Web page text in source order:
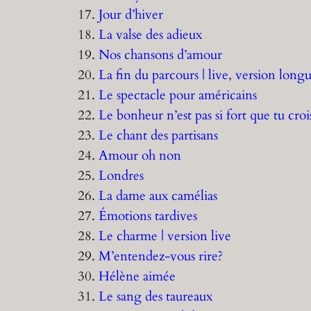
17. Jour d’hiver
18. La valse des adieux
19. Nos chansons d’amour
20. La fin du parcours | live, version
21. Le spectacle pour américains
22. Le bonheur n’est pas si fort que tu
23. Le chant des partisans
24. Amour oh non
25. Londres
26. La dame aux camélias
27. Émotions tardives
28. Le charme | version live
29. M’entendez-vous rire?
30. Hélène aimée
31. Le sang des taureaux